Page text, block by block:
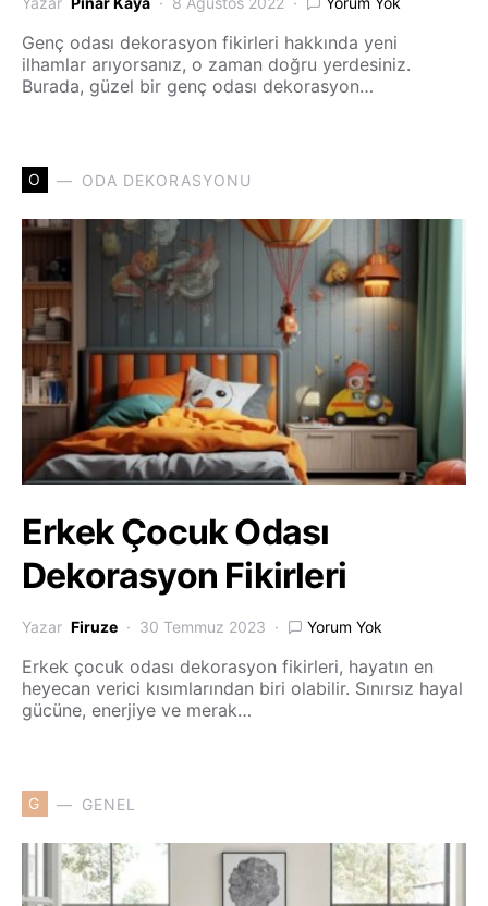
Genç odası dekorasyon fikirleri hakkında yeni
ilhamlar arıyorsanız, o zaman doğru yerdesiniz.
Burada, güzel bir genç odası dekorasyon…
O ODA DEKORASYONU
Erkek Çocuk Odası
Dekorasyon Fikirleri
Yazar Firuze 30 Temmuz 2023 Yorum Yok
Erkek çocuk odası dekorasyon fikirleri, hayatın en
heyecan verici kısımlarından biri olabilir. Sınırsız hayal
gücüne, enerjiye ve merak…
G GENEL